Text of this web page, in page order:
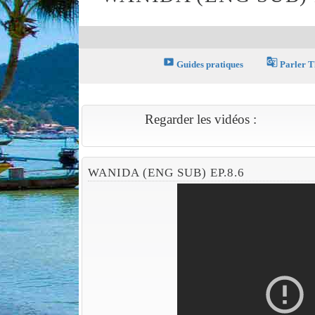
smart_display Guides pratiques g_translateParler
Regarder les vidéos :
WANIDA (ENG SUB) EP.8.6